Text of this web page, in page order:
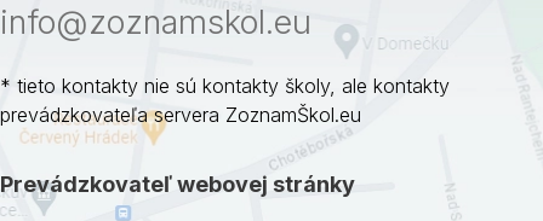
info@zoznamskol.eu
* tieto kontakty nie sú kontakty školy, ale kontakty
prevádzkovateľa servera ZoznamŠkol.eu
Prevádzkovateľ webovej stránky